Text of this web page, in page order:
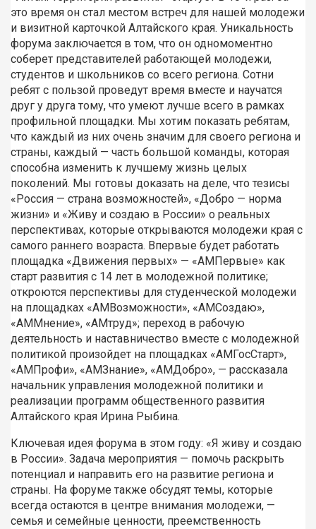
это время он стал местом встреч для нашей молодежи
и визитной карточкой Алтайского края. Уникальность
форума заключается в том, что он одномоментно
соберет представителей работающей молодежи,
студентов и школьников со всего региона. Сотни
ребят с пользой проведут время вместе и научатся
друг у друга тому, что умеют лучше всего в рамках
профильной площадки. Мы хотим показать ребятам,
что каждый из них очень значим для своего региона и
страны, каждый — часть большой команды, которая
способна изменить к лучшему жизнь целых
поколений. Мы готовы доказать на деле, что тезисы
«Россия — страна возможностей», «Добро — норма
жизни» и «Живу и создаю в России» о реальных
перспективах, которые открываются молодежи края с
самого раннего возраста. Впервые будет работать
площадка «Движения первых» — «АМПервые» как
старт развития с 14 лет в молодежной политике;
откроются перспективы для студенческой молодежи
на площадках «АМВозможности», «АМСоздаю»,
«АММнение», «АМтруд»; переход в рабочую
деятельность и наставничество вместе с молодежной
политикой произойдет на площадках «АМГосСтарт»,
«АМПрофи», «АМЗнание», «АМДобро», — рассказала
начальник управления молодежной политики и
реализации программ общественного развития
Алтайского края Ирина Рыбина.
Ключевая идея форума в этом году: «Я живу и создаю
в России». Задача мероприятия — помочь раскрыть
потенциал и направить его на развитие региона и
страны. На форуме также обсудят темы, которые
всегда остаются в центре внимания молодежи, —
семья и семейные ценности, преемственность